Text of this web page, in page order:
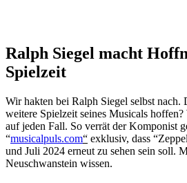
Ralph Siegel macht
Spielzeit
Wir hakten bei Ralph Siegel selbst nach.
weitere Spielzeit seines Musicals
auf jeden Fall. So verrät der Komponist
“musicalpuls.com“ exklusiv, dass
und Juli 2024 erneut zu sehen sein soll.
Neuschwanstein wissen.